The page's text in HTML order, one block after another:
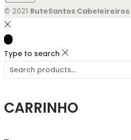
© 2021 RuteSantos Cabeleireiros
Type to search
CARRINHO